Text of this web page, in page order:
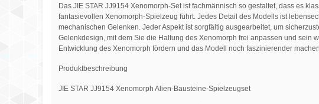
Das JIE STAR JJ9154 Xenomorph-Set ist fachmännisch so gestaltet, dass es
fantasievollen Xenomorph-Spielzeug führt. Jedes Detail des Modells ist
mechanischen Gelenken. Jeder Aspekt ist sorgfältig ausgearbeitet, um
Gelenkdesign, mit dem Sie die Haltung des Xenomorph frei anpassen und sein
Entwicklung des Xenomorph fördern und das Modell noch faszinierender
Produktbeschreibung
JIE STAR JJ9154 Xenomorph Alien-Bausteine-Spielzeugset